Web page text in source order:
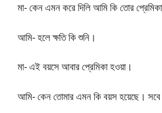
মা- কেন এমন করে দিলি আমি কি তোর
আমি- হলে ক্ষতি কি শুনি।
মা- এই বয়সে আবার প্রেমিকা হওয়া।
আমি- কেন তোমার এমন কি বয়স হয়েছে।